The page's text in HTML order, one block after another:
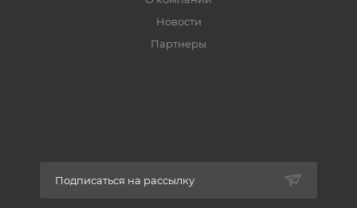
Новости
Партнеры
Подписаться на рассылку